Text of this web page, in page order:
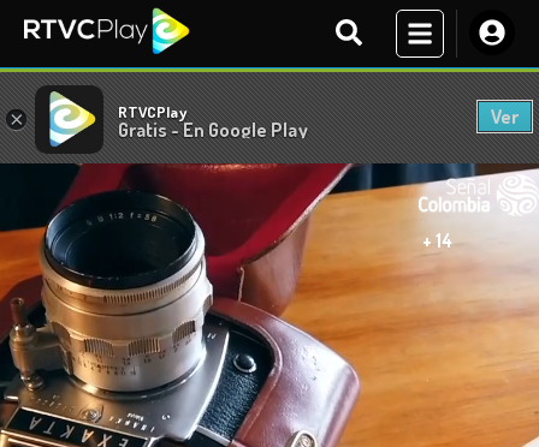
× RTVCPlay
Gratis - En Google Play
Ver
+ 14